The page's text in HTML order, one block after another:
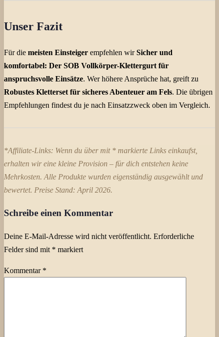
Unser Fazit
Für die meisten Einsteiger empfehlen wirSicher und
komfortabel: Der SOB Vollkörper-Klettergurt für
anspruchsvolle Einsätze. Wer höhere Ansprüche hat, greift zu
Robustes Kletterset für sicheres Abenteuer am Fels. Die übrigen
Empfehlungen findest du je nach Einsatzzweck oben im Vergleich.
*Affiliate-Links: Wenn du über mit * markierte Links einkaufst,
erhalten wir eine kleine Provision – für dich entstehen keine
Mehrkosten. Alle Produkte wurden eigenständig ausgewählt und
bewertet. Preise Stand: April 2026.
BergeCampingKletternOutdoorPreis-
Schreibe einen Kommentar
Deine E-Mail-Adresse wird nicht veröffentlicht. Erforderliche
Felder sind mit * markiert
Kommentar *